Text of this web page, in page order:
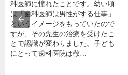
科医師に憧れたことです。幼い頃
は「歯科医師は男性がする仕事」
というイメージをもっていたので
すが、その先生の治療を受けたこ
とで認識が変わりました。子ども
にとって歯科医院は敬…